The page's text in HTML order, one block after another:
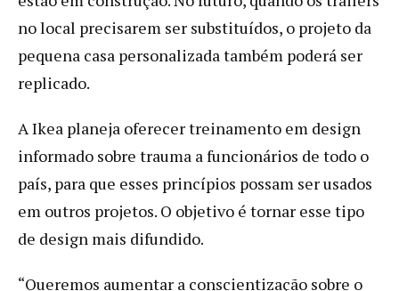
no local precisarem ser substituídos, o projeto da
pequena casa personalizada também poderá ser
replicado.
A Ikea planeja oferecer treinamento em design
informado sobre trauma a funcionários de todo o
país, para que esses princípios possam ser usados
em outros projetos. O objetivo é tornar esse tipo
de design mais difundido.
“Queremos aumentar a conscientização sobre o